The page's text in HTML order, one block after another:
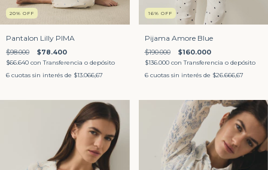
20% OFF
Pantalon Lilly PIMA
$98.000 $78.400
$66.640 con Transferencia o depósito
6 cuotas sin interés de $13.066,67
16% OFF
Pijama Amore Blue
$190.000 $160.000
$136.000 con Transferencia o depósito
6 cuotas sin interés de $26.666,67